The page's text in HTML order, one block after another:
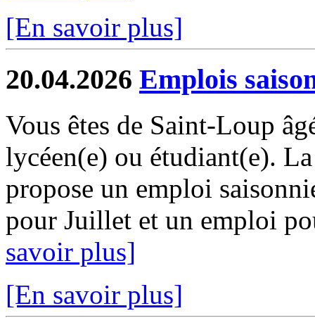
[En savoir plus]
20.04.2026 Emplois
Vous êtes de Saint-Loup
lycéen(e) ou étudiant(e).
propose un emploi
pour Juillet et un emploi
savoir plus]
[En savoir plus]